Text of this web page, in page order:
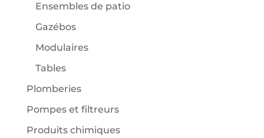
Ensembles de patio
Gazébos
Modulaires
Tables
Plomberies
Pompes et filtreurs
Produits chimiques